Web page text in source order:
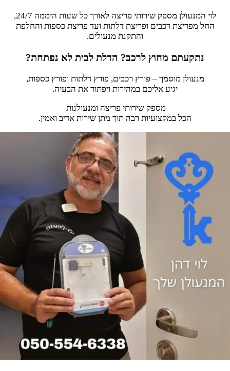
לוי המנעולן מספק שירותי פריצה לאורך כל שעות היממה 24/7,
החל מפריצת רכבים ופריצת דלתות ועד פריצת כספות והחלפת
והתקנת מנעולים.
נתקעתם מחוץ לרכב? הדלת לבית לא נפתחת?
מנעולן מוסמך – פורץ רכבים, פורץ דלתות ופורץ כספות,
יגיע אליכם במהירות ויפתור את הבעיה.
מספק שירותי פריצה ומנעולנות
הכל במקצועיות רבה תוך מתן שירות אדיב ואמין.